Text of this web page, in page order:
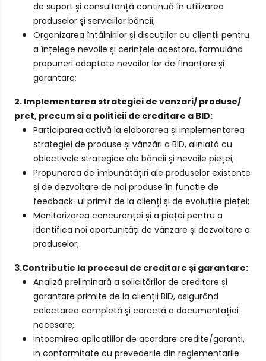
de suport și consultanță continuă în utilizarea
produselor și serviciilor băncii;
Organizarea întâlnirilor și discuțiilor cu clienții pentru
a înțelege nevoile și cerințele acestora, formulând
propuneri adaptate nevoilor lor de finanțare și
garantare;
2. Implementarea strategiei de vanzari/ produse/
pret, precum si a politicii de creditare a BID:
Participarea activă la elaborarea și implementarea
strategiei de produse și vânzări a BID, aliniată cu
obiectivele strategice ale băncii și nevoile pieței;
Propunerea de îmbunătățiri ale produselor existente
și de dezvoltare de noi produse în funcție de
feedback-ul primit de la clienți și de evoluțiile pieței;
Monitorizarea concurenței și a pieței pentru a
identifica noi oportunități de vânzare și dezvoltare a
produselor;
3.Contributie la procesul de creditare și garantare:
Analiză preliminară a solicitărilor de creditare și
garantare primite de la clienții BID, asigurând
colectarea completă și corectă a documentației
necesare;
Intocmirea aplicatiilor de acordare credite/garanti,
in conformitate cu prevederile din reglementarile